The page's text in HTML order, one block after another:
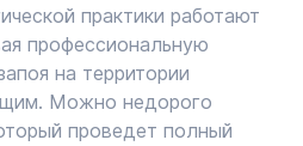
практики работают
профессиональную
на территории
Можно недорого
проведет полный